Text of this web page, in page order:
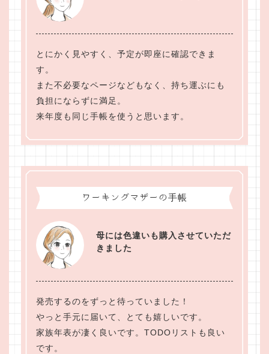
とにかく見やすく、予定が即座に確認できま
す。
また不必要なページなどもなく、持ち運ぶにも
負担にならずに満足。
来年度も同じ手帳を使うと思います。
ワーキングマザーの手帳
母には色違いも購入させていただ
きました
発売するのをずっと待っていました！
やっと手元に届いて、とても嬉しいです。
家族年表が凄く良いです。TODOリストも良い
です。